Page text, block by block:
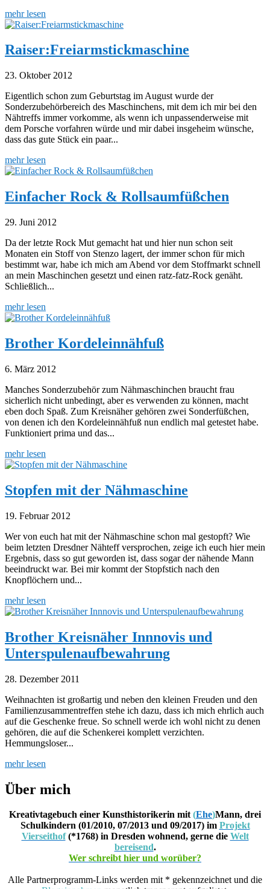
mehr lesen
Raiser:Freiarmstickmaschine
23. Oktober 2012
Eigentlich schon zum Geburtstag im August wurde der
Sonderzubehörbereich des Maschinchens, mit dem ich mir bei den
Nähtreffs immer vorkomme, als wenn ich unpassenderweise mit
dem Porsche vorfahren würde und mir dabei insgeheim wünsche,
dass das gute Stück ein paar...
mehr lesen
Einfacher Rock & Rollsaumfüßchen
29. Juni 2012
Da der letzte Rock Mut gemacht hat und hier nun schon seit
Monaten ein Stoff von Stenzo lagert, der immer schon für mich
bestimmt war, habe ich mich am Abend vor dem Stoffmarkt schnell
an mein Maschinchen gesetzt und einen ratz-fatz-Rock genäht.
Schließlich...
mehr lesen
Brother Kordeleinnähfuß
6. März 2012
Manches Sonderzubehör zum Nähmaschinchen braucht frau
sicherlich nicht unbedingt, aber es verwenden zu können, macht
eben doch Spaß. Zum Kreisnäher gehören zwei Sonderfüßchen,
von denen ich den Kordeleinnähfuß nun endlich mal getestet habe.
Funktioniert prima und das...
mehr lesen
Stopfen mit der Nähmaschine
19. Februar 2012
Wer von euch hat mit der Nähmaschine schon mal gestopft? Wie
beim letzten Dresdner Nähteff versprochen, zeige ich euch hier mein
Ergebnis, dass so gut geworden ist, dass sogar der nähende Mann
beeindruckt war. Bei mir kommt der Stopfstich nach den
Knopflöchern und...
mehr lesen
Brother Kreisnäher Innnovis und
Unterspulenaufbewahrung
28. Dezember 2011
Weihnachten ist großartig und neben den kleinen Freuden und den
Familienzusammentreffen stehe ich dazu, dass ich mich ehrlich auch
auf die Geschenke freue. So schnell werde ich wohl nicht zu denen
gehören, die auf die Schenkerei komplett verzichten.
Hemmungsloser...
mehr lesen
Über mich
Kreativtagebuch einer Kunsthistorikerin mit(Ehe)Mann, drei
Schulkindern (01/2010, 07/2013 und 09/2017) im Projekt
Vierseithof(*1768) in Dresden wohnend, gerne die Welt
bereisend.
Wer schreibt hier und worüber?
Alle Partnerprogramm-Links werden mit * gekennzeichnet und die